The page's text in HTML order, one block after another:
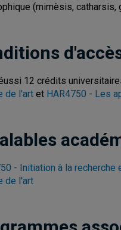
(mimèsis, catharsis,
12 crédits
de l'art et HAR4750 - Les
- Initiation à la recherche
de l'art